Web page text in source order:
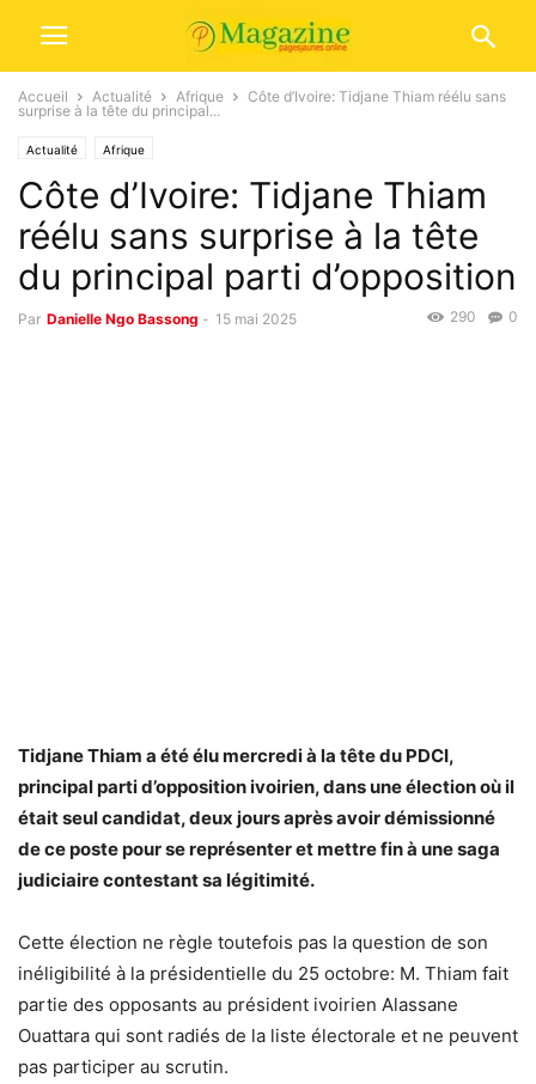
Accueil Actualité Afrique
Côte d’Ivoire: Tidjane Thiam réélu sans
surprise à la tête du principal...
Actualité Afrique
Côte d’Ivoire: Tidjane Thiam
réélu sans surprise à la tête
du principal parti d’opposition
Par Danielle Ngo Bassong - 15 mai 2025 0
290
Tidjane Thiam a été élu mercredi à la tête du PDCI,
principal parti d’opposition ivoirien, dans une élection où il
était seul candidat, deux jours après avoir démissionné
de ce poste pour se représenter et mettre fin à une saga
judiciaire contestant sa légitimité.
Cette élection ne règle toutefois pas la question de son
inéligibilité à la présidentielle du 25 octobre: M. Thiam fait
partie des opposants au président ivoirien Alassane
Ouattara qui sont radiés de la liste électorale et ne peuvent
pas participer au scrutin.